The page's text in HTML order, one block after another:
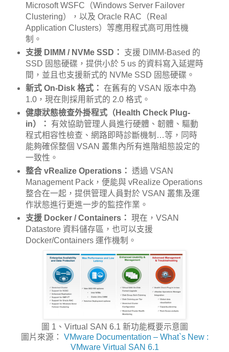
Microsoft WSFC（Windows Server Failover
Clustering），以及 Oracle RAC（Real
Application Clusters）等應用程式高可用性機
制。
支援 DIMM / NVMe SSD：
支援 DIMM-Based 的
SSD 固態硬碟，提供小於 5 us 的資料寫入延遲時
間，並且也支援新式的 NVMe SSD 固態硬碟。
新式 On-Disk 格式： 在舊有的 VSAN 版本中為
1.0，現在則採用新式的 2.0 格式。
健康狀態檢查外掛程式（Health Check Plug-
in）：
有效協助管理人員進行硬體、韌體、驅動
程式相容性檢查、網路即時診斷機制…等，同時
能夠確保整個 VSAN 叢集內所有進階組態設定的
一致性。
整合 vRealize Operations： 透過 VSAN
Management Pack，便能與 vRealize Operations
整合在一起，提供管理人員對於 VSAN 叢集及運
作狀態進行更進一步的監控作業。
支援 Docker / Containers： 現在，VSAN
Datastore 資料儲存區，也可以支援
Docker/Containers 運作機制。
圖 1、Virtual SAN 6.1 新功能概要示意圖
圖片來源： VMware Documentation – What`s New :
VMware Virtual SAN 6.1